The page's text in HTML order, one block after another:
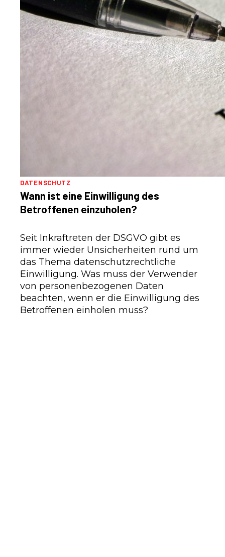
DATENSCHUTZ
Wann ist eine Einwilligung des
Betroffenen einzuholen?
Seit Inkraftreten der DSGVO gibt es
immer wieder Unsicherheiten rund um
das Thema datenschutzrechtliche
Einwilligung. Was muss der Verwender
von personenbezogenen Daten
beachten, wenn er die Einwilligung des
Betroffenen einholen muss?